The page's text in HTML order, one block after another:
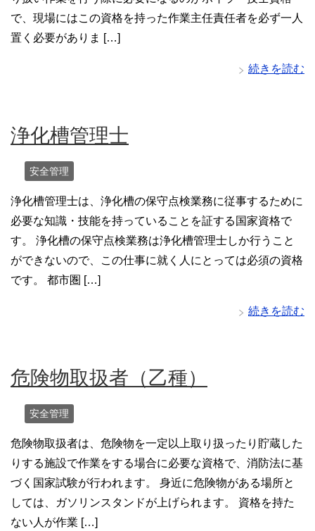
で、現場にはこの資格を持った作業主任責任者を必ず一人
置く必要がありま […]
続きを読む
浄化槽管理士
安全管理
浄化槽管理士は、浄化槽の保守点検業務に従事するために
必要な知識・技能を持っていることを証する国家資格で
す。 浄化槽の保守点検業務は浄化槽管理士しか行うこと
ができないので、この仕事に就く人にとっては必須の資格
です。 都市圏 […]
続きを読む
危険物取扱者（乙種）
安全管理
危険物取扱者は、危険物を一定以上取り扱ったり貯蔵した
りする施設で作業をする場合に必要な資格で、消防法に基
づく国家試験が行われます。 身近に危険物がある場所と
しては、ガソリンスタンドが上げられます。 資格を持た
ない人が作業 […]